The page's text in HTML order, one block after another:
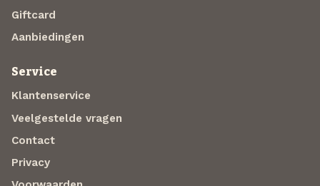
Giftcard
Aanbiedingen
Service
Klantenservice
Veelgestelde vragen
Contact
Privacy